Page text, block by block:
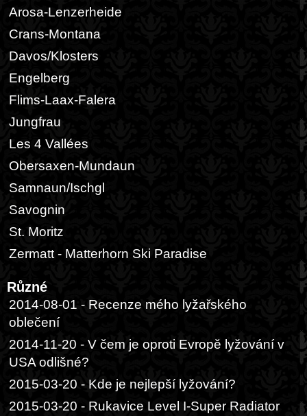
Arosa-Lenzerheide
Crans-Montana
Davos/Klosters
Engelberg
Flims-Laax-Falera
Jungfrau
Les 4 Vallées
Obersaxen-Mundaun
Samnaun/Ischgl
Savognin
St. Moritz
Zermatt - Matterhorn Ski Paradise
Různé
2014-08-01 - Recenze mého lyžařského
oblečení
2014-11-20 - V čem je oproti Evropě lyžování v
USA odlišné?
2015-03-20 - Kde je nejlepší lyžování?
2015-03-20 - Rukavice Level I-Super Radiator